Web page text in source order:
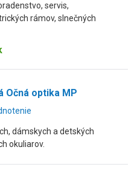
servis,
rámov, slnečných
Očná optika MP
dámskych a detských
okuliarov.